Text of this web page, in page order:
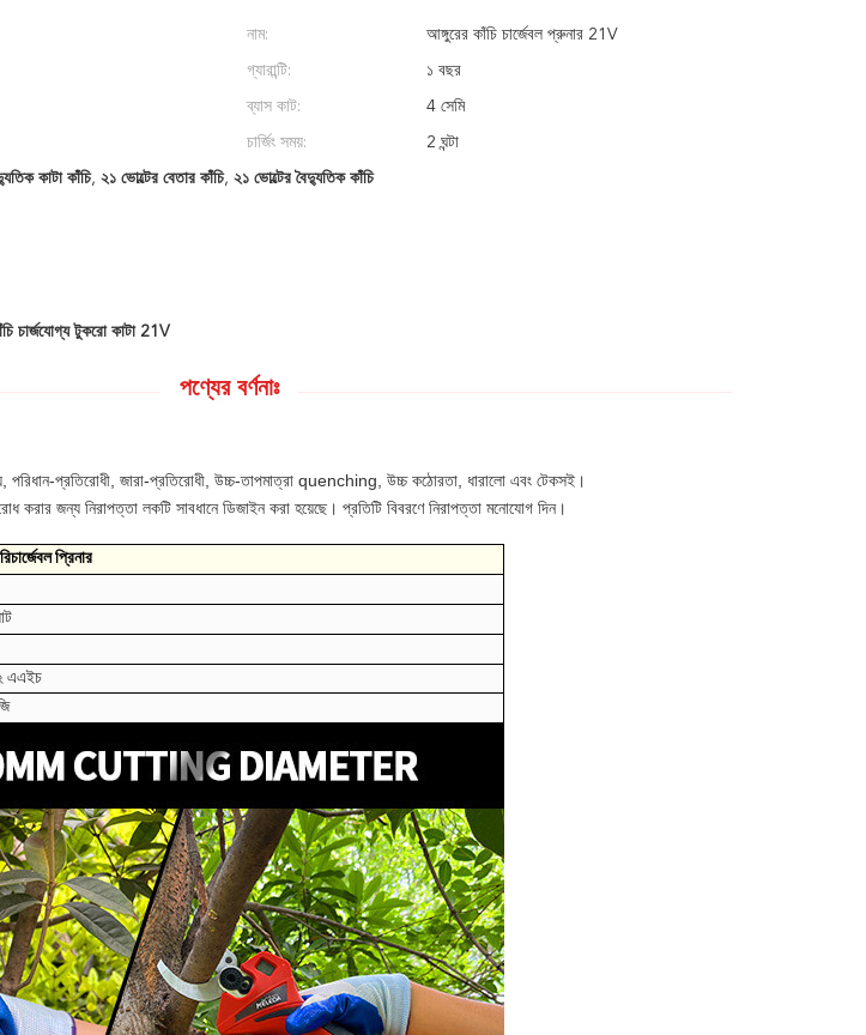
নাম: আঙ্গুরের কাঁচি চার্জেবল প্রুনার 21V
গ্যারান্টি: ১ বছর
ব্যাস কাট: 4 সেমি
চার্জিং সময়: 2 ঘন্টা
কাটা কাঁচি, ২১ ভোল্টের বেতার কাঁচি, ২১ ভোল্টের বৈদ্যুতিক কাঁচি
চার্জযোগ্য টুকরো কাটা 21V
পণ্যের বর্ণনাঃ
প্রতিরোধী, জারা-প্রতিরোধী, উচ্চ-তাপমাত্রা quenching, উচ্চ কঠোরতা, ধারালো এবং টেকসই।
করার জন্য নিরাপত্তা লকটি সাবধানে ডিজাইন করা হয়েছে। প্রতিটি বিবরণে নিরাপত্তা মনোযোগ দিন।
প্রিনার
এএইচ